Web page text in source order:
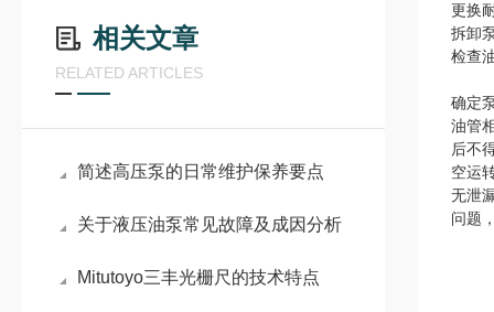
相关文章
RELATED ARTICLES
简述高压泵的日常维护保养要点
关于液压油泵常见故障及成因分析
Mitutoyo三丰光栅尺的技术特点
更换
拆卸
检查
确定
油管
后不
空运
无泄
问题